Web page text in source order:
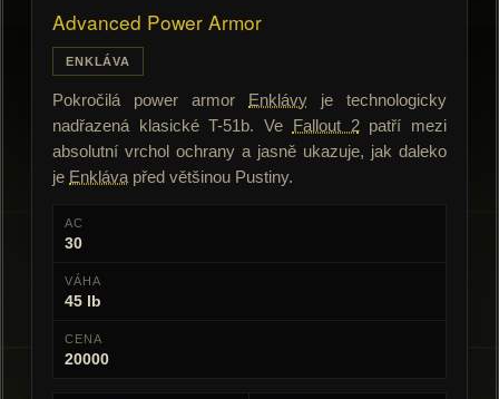
Advanced Power Armor
ENKLÁVA
Pokročilá power armor Enklávy je technologicky
nadřazená klasické T-51b. Ve Fallout 2patří mezi
absolutní vrchol ochrany a jasně ukazuje, jak daleko
je Enkláva před většinou Pustiny.
AC
30
VÁHA
45 lb
CENA
20000